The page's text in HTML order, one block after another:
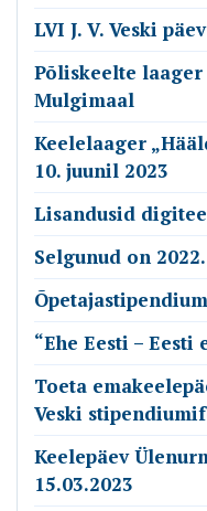
LVI J. V. Veski
Põliskeelte
Mulgimaal
Keelelaager
10. juunil 2023
Lisandusid
Selgunud on
“Ehe Eesti –
Toeta
Veski
Keelepäev
15.03.2023